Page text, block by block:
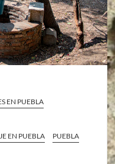
EN PUEBLA
EN PUEBLA
PUEBLA